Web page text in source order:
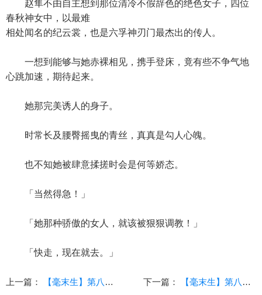
赵隼不由自主想到那位清冷不假辞色的绝色女子，四位
春秋神女中，以最难
相处闻名的纪云裳，也是六孚神刃门最杰出的传人。
一想到能够与她赤裸相见，携手登床，竟有些不争气地
心跳加速，期待起来。
她那完美诱人的身子。
时常长及腰臀摇曳的青丝，真真是勾人心魄。
也不知她被肆意揉搓时会是何等娇态。
「当然得急！」
「她那种骄傲的女人，就该被狠狠调教！」
「快走，现在就去。」
上一篇： 【毫末生】第八卷 春深远客 第五章 芸芸众生 下一篇： 【毫末生】第八卷 春深远客 第六章 金銮春色